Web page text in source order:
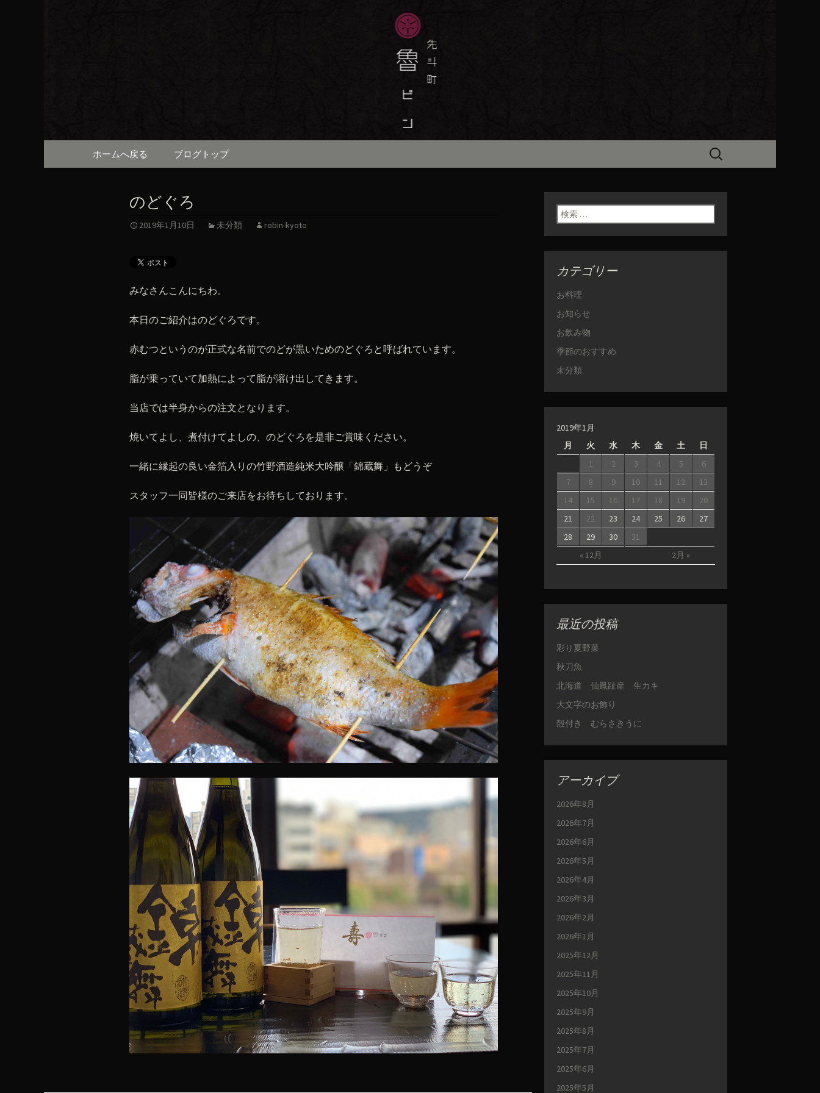
京都・先斗町の京料理・和食「魯ビン
（ろびん）」の公式ブログ
京都・先斗町の京町家で美味しい季節の京料理・和食が自慢の「魯ビン（ろびん）」がお店からのお
知らせや、お料理について最新情報をおとどけします。
コンテンツへ移動
ホームへ戻る ブログトップ
検
のどぐろ
2019年1月10日 未分類 robin-kyoto
みなさんこんにちわ。
本日のご紹介はのどぐろです。
赤むつというのが正式な名前でのどが黒いためのどぐろと呼ばれています。
脂が乗っていて加熱によって脂が溶け出してきます。
当店では半身からの注文となります。
焼いてよし、煮付けてよしの、のどぐろを是非ご賞味ください。
一緒に縁起の良い金箔入りの竹野酒造純米大吟醸「錦蔵舞」もどうぞ
スタッフ一同皆様のご来店をお待ちしております。
検索:
カテゴリー
お料理
お知らせ
お飲み物
季節のおすすめ
未分類
2019年1月
月
火 水 木 金 土 日
« 12月 2月 »
1 2 3 4 5
6
7
8 9 10 11 12
13
14
15 16 17 18 19
20
21
22 23 24 25 26
27
28
29 30 31
最近の投稿
彩り夏野菜
秋刀魚
北海道 仙鳳趾産 生カキ
大文字のお飾り
殻付き むらさきうに
アーカイブ
2026年8月
2026年7月
2026年6月
2026年5月
2026年4月
2026年3月
2026年2月
2026年1月
2025年12月
2025年11月
2025年10月
2025年9月
2025年8月
2025年7月
2025年6月
2025年5月